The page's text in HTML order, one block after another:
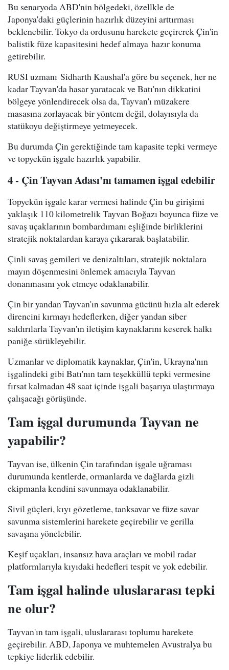
Bu senaryoda ABD'nin bölgedeki, özellkle de
Japonya'daki güçlerinin hazırlık düzeyini arttırması
beklenebilir. Tokyo da ordusunu harekete geçirerek Çin'in
balistik füze kapasitesini hedef almaya hazır konuma
getirebilir.
RUSI uzmanı Sidharth Kaushal'a göre bu seçenek, her ne
kadar Tayvan'da hasar yaratacak ve Batı'nın dikkatini
bölgeye yönlendirecek olsa da, Tayvan'ı müzakere
masasına zorlayacak bir yöntem değil, dolayısıyla da
statükoyu değiştirmeye yetmeyecek.
Bu durumda Çin gerektiğinde tam kapasite tepki vermeye
ve topyekün işgale hazırlık yapabilir.
4 - Çin Tayvan Adası'nı tamamen işgal edebilir
Topyekün işgale karar vermesi halinde Çin bu girişimi
yaklaşık 110 kilometrelik Tayvan Boğazı boyunca füze ve
savaş uçaklarının bombardımanı eşliğinde birliklerini
stratejik noktalardan karaya çıkararak başlatabilir.
Çinli savaş gemileri ve denizaltıları, stratejik noktalara
mayın döşenmesini önlemek amacıyla Tayvan
donanmasını yok etmeye odaklanabilir.
Çin bir yandan Tayvan'ın savunma gücünü hızla alt ederek
direncini kırmayı hedeflerken, diğer yandan siber
saldırılarla Tayvan'ın iletişim kaynaklarını keserek halkı
paniğe sürükleyebilir.
Uzmanlar ve diplomatik kaynaklar, Çin'in, Ukrayna'nın
işgalindeki gibi Batı'nın tam teşekküllü tepki vermesine
fırsat kalmadan 48 saat içinde işgali başarıya ulaştırmaya
çalışacağı görüşünde.
Tam işgal durumunda Tayvan ne
yapabilir?
Tayvan ise, ülkenin Çin tarafından işgale uğraması
durumunda kentlerde, ormanlarda ve dağlarda gizli
ekipmanla kendini savunmaya odaklanabilir.
Sivil güçleri, kıyı gözetleme, tanksavar ve füze savar
savunma sistemlerini harekete geçirebilir ve gerilla
savaşına yönelebilir.
Keşif uçakları, insansız hava araçları ve mobil radar
platformlarıyla kıyıdaki hedefleri tespit ve yok edebilir.
Tam işgal halinde uluslararası tepki
ne olur?
Tayvan'ın tam işgali, uluslararası toplumu harekete
geçirebilir. ABD, Japonya ve muhtemelen Avustralya bu
tepkiye liderlik edebilir.